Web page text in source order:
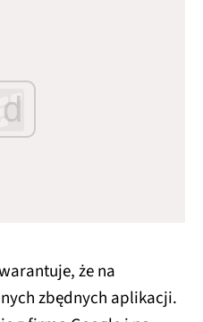
że na
zbędnych aplikacji.